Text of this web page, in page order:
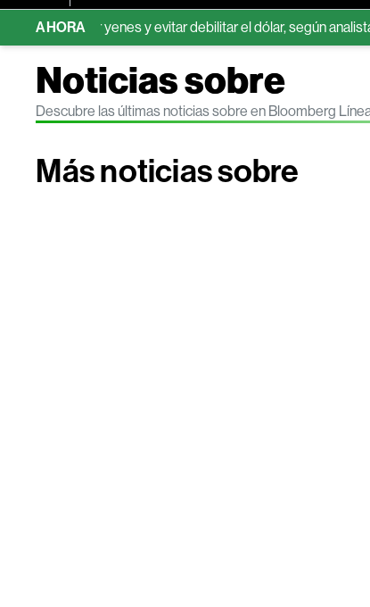
AHORA
comprar yenes y evitar debilitar el dólar, según analistas
Noticias sobre
Descubre las últimas noticias sobre en Bloomberg
Más noticias sobre